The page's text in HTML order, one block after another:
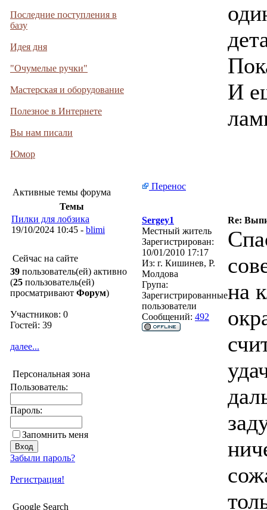
Последние поступления в
базу
Идея дня
"Очумелые ручки"
Мастерская и оборудование
Полезное в Интернете
Вы нам писали
Юмор
Активные темы форума
Темы
Пилки для лобзика
19/10/2024 10:45 - blimi
Сейчас на сайте
39 пользователь(ей) активно
(25 пользователь(ей)
просматривают Форум)
Участников: 0
Гостей: 39
далее...
Персональная зона
Пользователь:
Пароль:
Запомнить меня
Забыли пароль?
Регистрация!
Google Search
И
Перенос
Sergey1
Re:
Местный житель
Зарегистрирован:
10/01/2010 17:17
Из: г. Кишинев, Р.
Молдова
Група:
Зарегистрированные
пользователи
Сообщений: 492
на